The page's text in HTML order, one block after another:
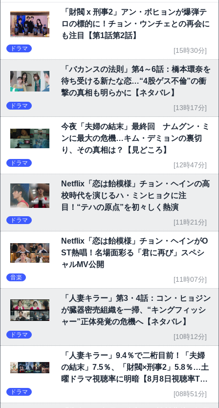
「財閥 x 刑事2」アン・ボヒョンが爆弾テ
ロの標的に！チョン・ウンチェとの再会に
も注目【第1話第2話】
ドラマ [15時30分]
「バカンスの法則」第4～6話：橋本環奈を
待ち受ける新たな恋…“4股ゲス不倫”の衝
撃の真相も明らかに【ネタバレ】
ドラマ [13時17分]
今夜「夫婦の結末」最終回 ナムグン・ミ
ンに最大の危機…キム・デミョンの裏切
り、その真相は？【見どころ】
ドラマ [12時47分]
Netflix「恋は飴模様」チョン・ヘインの高
校時代を演じるハ・ミンヒョクに注
目！“テハの原点”を初々しく熱演
ドラマ [11時21分]
Netflix「恋は飴模様」チョン・ヘインがO
ST熱唱！名場面彩る「君に再び」スペシ
ャルMV公開
音楽 [11時07分]
「人妻キラー」第3・4話：コン・ヒョジン
が臓器密売組織を一掃、“キングフィッシ
ャー”正体発覚の危機へ【ネタバレ】
ドラマ [10時12分]
「人妻キラー」9.4％で二桁目前！「夫婦
の結末」7.5％、「財閥×刑事2」5.8％…土
曜ドラマ視聴率に明暗【8月8日視聴率TO
ドラマ [08時51分]